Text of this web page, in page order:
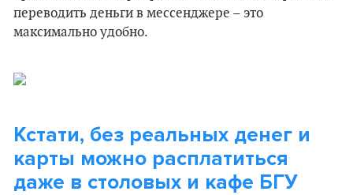
переводить деньги в мессенджере – это
максимально удобно.
Кстати, без реальных денег и
карты можно расплатиться
даже в столовых и кафе БГУ